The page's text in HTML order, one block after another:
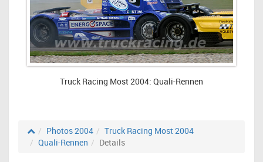
Truck Racing Most 2004: Quali-Rennen
Photos 2004
Truck Racing Most 2004
Quali-Rennen
Details